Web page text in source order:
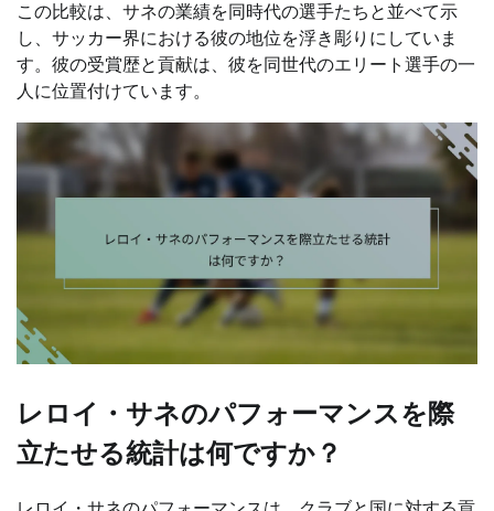
この比較は、サネの業績を同時代の選手たちと並べて示
し、サッカー界における彼の地位を浮き彫りにしていま
す。彼の受賞歴と貢献は、彼を同世代のエリート選手の一
人に位置付けています。
レロイ・サネのパフォーマンスを際
立たせる統計は何ですか？